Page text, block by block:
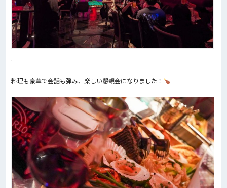
料理も豪華で会話も弾み、楽しい懇親会になりました！